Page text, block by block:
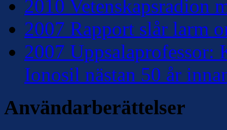
2010 Vetenskapsradion
2007 Rapport slår larm
2007 Uppsalaprofessor:
Ionosil nästan 50 år
Användarberättelser